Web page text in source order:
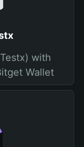
with
Wallet